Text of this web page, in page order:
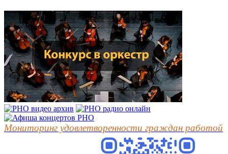
Мониторинг удовлетворенности граждан работой